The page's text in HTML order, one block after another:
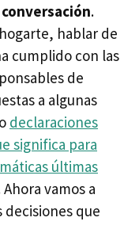
.
hablar de
cumplido con las
de
a algunas
declaraciones
significa para
últimas
Ahora vamos a
que